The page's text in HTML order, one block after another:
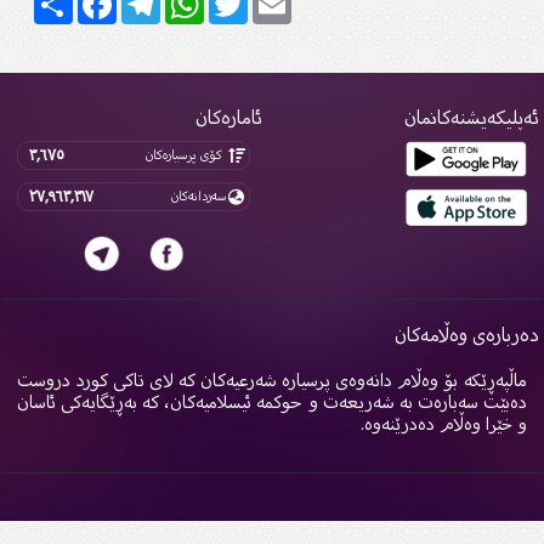
ئامارەکان
کۆی پرسیارەکان ٣,٦٧٥
سەردانەکان ٢٧,٩٦٣,٣١٧
وەڵامەکان
ماڵپەڕێکە بۆ وەڵام دانەوەی پرسیارە شەرعیەکان کە لای تاکی کورد دروست
دەبێت سەبارەت بە شەریعەت و حوکمە ئیسلامیەکان، کە بەڕێگایەکی ئاسان
و خێرا وەڵام دەدرێنەوە.